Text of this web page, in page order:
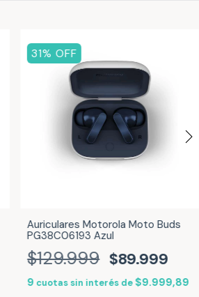
31% OFF
Auriculares Motorola Moto Buds
PG38C06193 Azul
$129.999 $89.999
9 cuotas sin interés de$9.999,89